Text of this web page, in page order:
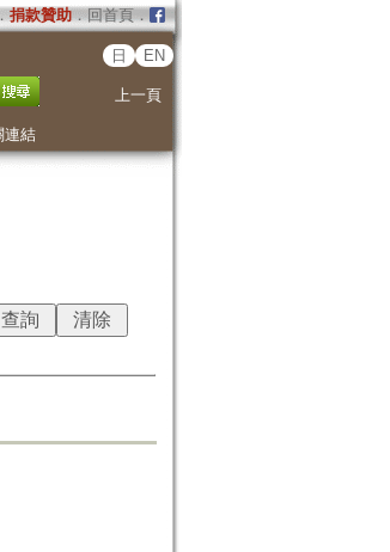
捐款贊助．回首頁．
日 EN
上一頁
連結